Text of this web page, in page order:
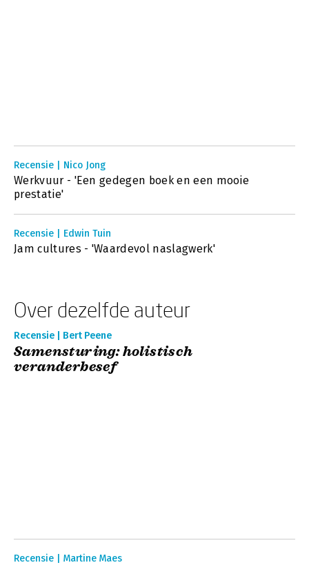
Recensie | Nico Jong
Werkvuur - 'Een gedegen boek en een mooie
prestatie'
Recensie | Edwin Tuin
Jam cultures - 'Waardevol naslagwerk'
Over dezelfde auteur
Recensie | Bert Peene
Samensturing: holistisch
veranderbesef
Recensie | Martine Maes